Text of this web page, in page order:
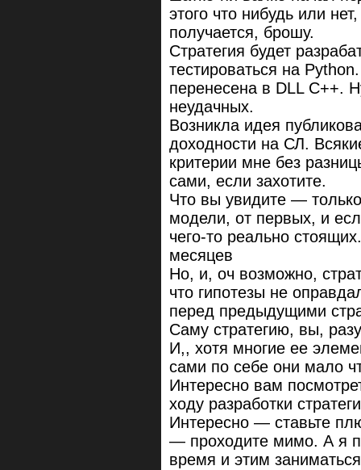
этого что нибудь или
получается, брошу.
Стратегия будет
тестироваться на
перенесена в DLL C++.
неудачных.
Возникла идея
доходности на СЛ.
критерии мне без
сами, если захотите.
Что вы увидите —
модели, от первых, и
чего-то реально
месяцев
Но, и, оч возможно,
что гипотезы не
перед предыдущими
Саму стратегию, вы,
И,, хотя многие ее
сами по себе они мало
Интересно вам
ходу разработки
Интересно — ставьте
— проходите мимо. А я
время и этим